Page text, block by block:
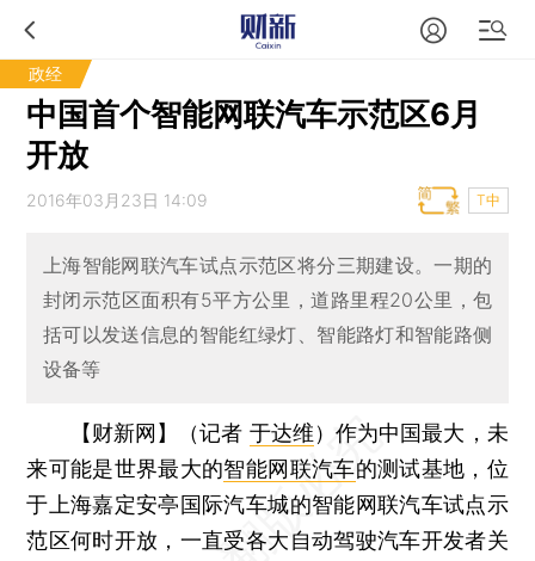
政经
中国首个智能网联汽车示范区6月
开放
2016年03月23日 14:09 T中
上海智能网联汽车试点示范区将分三期建设。一期的
封闭示范区面积有5平方公里，道路里程20公里，包
括可以发送信息的智能红绿灯、智能路灯和智能路侧
设备等
【财新网】（记者 于达维） 作为中国最大，未
来可能是世界最大的智能网联汽车的测试基地，位
于上海嘉定安亭国际汽车城的智能网联汽车试点示
范区何时开放，一直受各大自动驾驶汽车开发者关